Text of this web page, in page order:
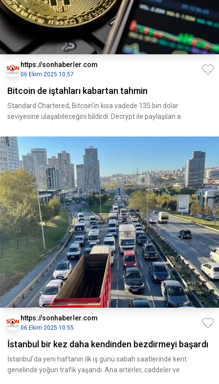
https://sonhaberler.com
06 Ekim 2025 10:57
Bitcoin de iştahları kabartan tahmin
Standard Chartered, Bitcoin’in kısa vadede 135 bin dolar
seviyesine ulaşabileceğini bildirdi. Decrypt ile paylaşılan a
https://sonhaberler.com
06 Ekim 2025 10:55
İstanbul bir kez daha kendinden bezdirmeyi başardı
İstanbul'da yeni haftanın ilk iş günü sabah saatlerinde kent
genelinde yoğun trafik yaşandı. Ana arterler, caddeler ve